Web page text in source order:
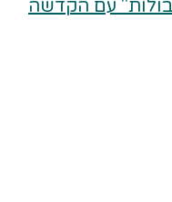
עם הקדשה